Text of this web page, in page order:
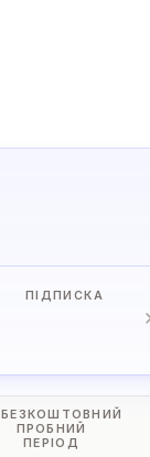
ПІДПИСКА
БЕЗКОШТОВНИЙ
ПРОБНИЙ
ПЕРІОД